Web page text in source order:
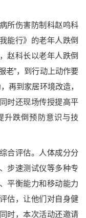
伤害防制科赵鸣科
能行》的老年人跌倒
赵科长以老年人跌倒
老”，到行动上动作要
再到家居环境改造，
时还现场传授提高平
升跌倒预防意识与技
评估。人体成分分
步速测试仪等多种专
平衡能力和移动能力
估，让他们对自身健
时，本次活动还邀请